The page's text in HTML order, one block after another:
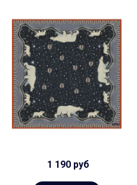
1 190 руб